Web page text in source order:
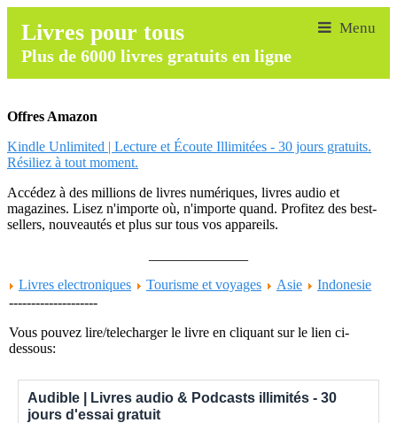
Livres pour tous
Plus de 6000 livres gratuits en ligne
Offres Amazon
Kindle Unlimited | Lecture et Écoute Illimitées - 30 jours gratuits.
Résiliez à tout moment.
Accédez à des millions de livres numériques, livres audio et
magazines. Lisez n'importe où, n'importe quand. Profitez des best-
sellers, nouveautés et plus sur tous vos appareils.
Livres electroniques
Tourisme et voyages Asie
Indonesie
--------------------
Vous pouvez lire/telecharger le livre en cliquant sur le lien ci-
dessous:
Audible | Livres audio & Podcasts illimités - 30
jours d'essai gratuit